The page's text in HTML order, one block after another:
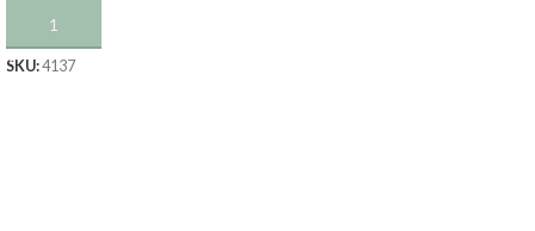
AÑADIR AL CARRITO
SKU:4137